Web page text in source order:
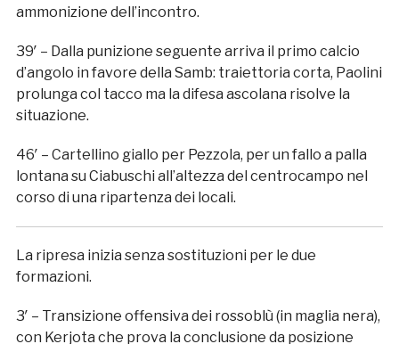
ammonizione dell’incontro.
39′ – Dalla punizione seguente arriva il primo calcio
d’angolo in favore della Samb: traiettoria corta, Paolini
prolunga col tacco ma la difesa ascolana risolve la
situazione.
46′ – Cartellino giallo per Pezzola, per un fallo a palla
lontana su Ciabuschi all’altezza del centrocampo nel
corso di una ripartenza dei locali.
La ripresa inizia senza sostituzioni per le due
formazioni.
3′ – Transizione offensiva dei rossoblù (in maglia nera),
con Kerjota che prova la conclusione da posizione